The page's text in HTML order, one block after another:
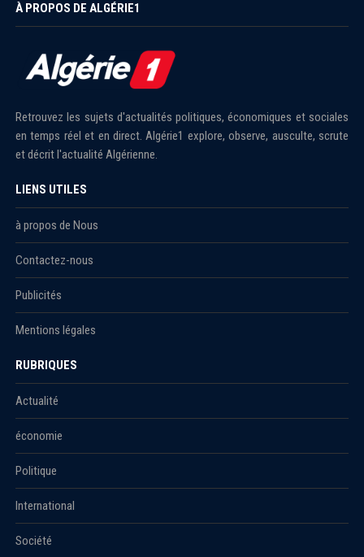
À PROPOS DE ALGÉRIE1
Retrouvez les sujets d'actualités politiques, économiques et sociales
en temps réel et en direct. Algérie1 explore, observe, ausculte, scrute
et décrit l'actualité Algérienne.
LIENS UTILES
à propos de Nous
Contactez-nous
Publicités
Mentions légales
RUBRIQUES
Actualité
économie
Politique
International
Société